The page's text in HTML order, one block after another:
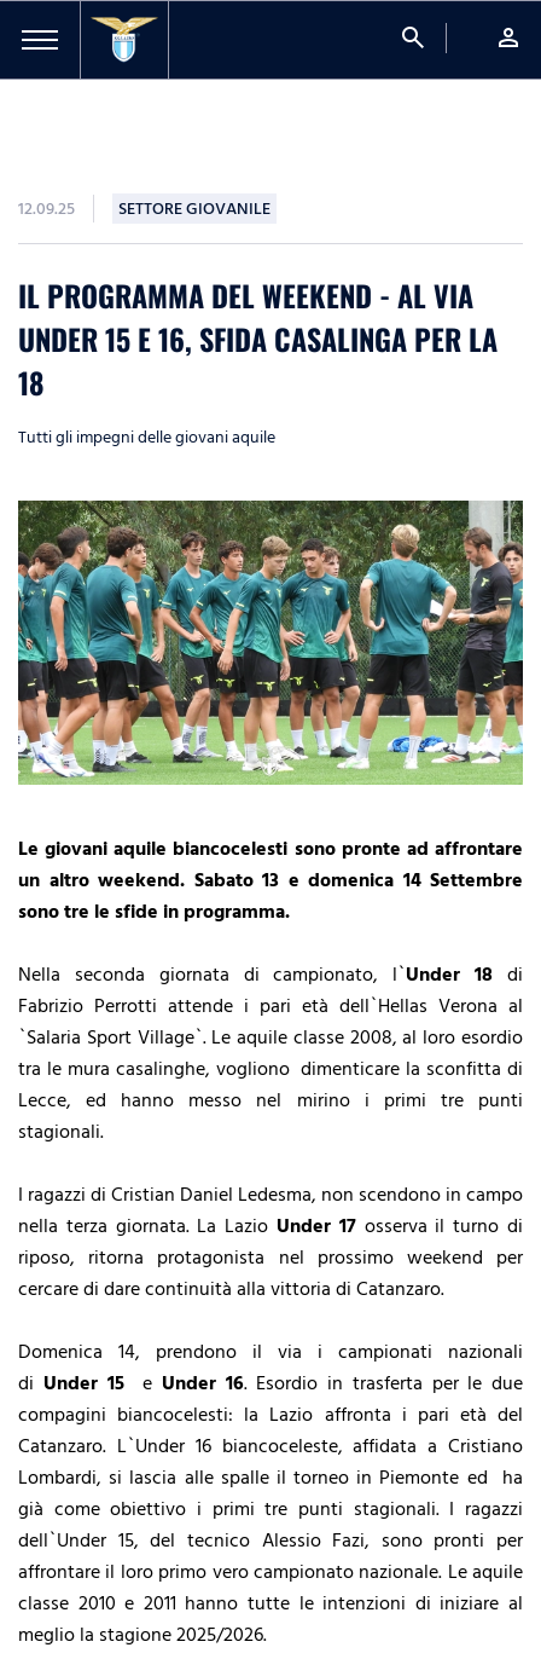
search person
12.09.25 SETTORE GIOVANILE
IL PROGRAMMA DEL WEEKEND - AL VIA
UNDER 15 E 16, SFIDA CASALINGA PER LA
18
Tutti gli impegni delle giovani aquile
Le giovani aquile biancocelesti sono pronte ad affrontare
un altro weekend. Sabato 13 e domenica 14 Settembre
sono tre le sfide in programma.
Nella seconda giornata di campionato, l`Under 18 di
Fabrizio Perrotti attende i pari età dell`Hellas Verona al
`Salaria Sport Village`. Le aquile classe 2008, al loro esordio
tra le mura casalinghe, vogliono dimenticare la sconfitta di
Lecce, ed hanno messo nel mirino i primi tre punti
stagionali.
I ragazzi di Cristian Daniel Ledesma, non scendono in campo
nella terza giornata. La Lazio Under 17 osserva il turno di
riposo, ritorna protagonista nel prossimo weekend per
cercare di dare continuità alla vittoria di Catanzaro.
Domenica 14, prendono il via i campionati nazionali
di Under 15 e Under 16. Esordio in trasferta per le due
compagini biancocelesti: la Lazio affronta i pari età del
Catanzaro. L`Under 16 biancoceleste, affidata a Cristiano
Lombardi, si lascia alle spalle il torneo in Piemonte ed ha
già come obiettivo i primi tre punti stagionali. I ragazzi
dell`Under 15, del tecnico Alessio Fazi, sono pronti per
affrontare il loro primo vero campionato nazionale. Le aquile
classe 2010 e 2011 hanno tutte le intenzioni di iniziare al
meglio la stagione 2025/2026.